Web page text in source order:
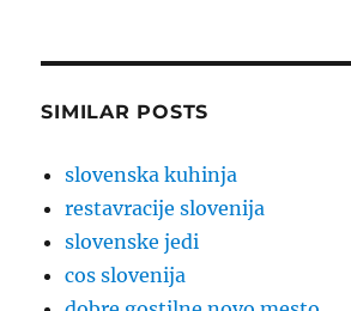
SIMILAR POSTS
slovenska kuhinja
restavracije slovenija
slovenske jedi
cos slovenija